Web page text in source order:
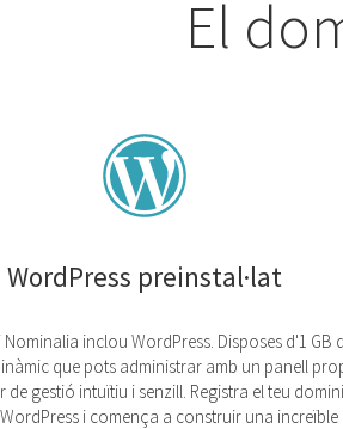
El
WordPress preinstal·lat
Nominalia inclou WordPress. Disposes d'1 GB
que pots administrar amb un panell
de gestió intuïtiu i senzill. Registra el teu
i comença a construir una increïble